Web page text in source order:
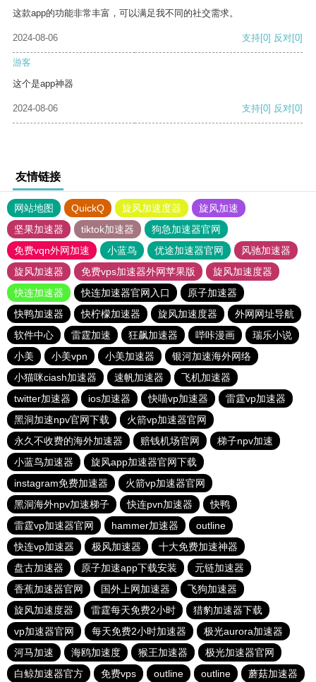
这款app的功能非常丰富，可以满足我不同的社交需求。
2024-08-06 支持[0] 反对[0]
游客
这个是app神器
2024-08-06 支持[0] 反对[0]
友情链接
网站地图 QuickQ 旋风加速度器
旋风加速
坚果加速器
tiktok加速器
狗急加速器官网
免费vqn外网加速
小蓝鸟 优途加速器官网
风驰加速器
旋风加速器
免费vps加速器外网苹果版
旋风加速度器
快连加速器
快连加速器官网入口
原子加速器
快鸭加速器
快柠檬加速器 旋风加速度器
外网网址导航
软件中心
雷霆加速 狂飙加速器 哔咔漫画
瑞乐小说
小美
小美vpn 小美加速器
银河加速海外网络
小猫咪ciash加速器
速帆加速器
飞机加速器
twitter加速器
ios加速器 快喵vp加速器
雷霆vp加速器
黑洞加速npv官网下载
火箭vp加速器官网
永久不收费的海外加速器
赔钱机场官网
梯子npv加速
小蓝鸟加速器
旋风app加速器官网下载
instagram免费加速器
火箭vp加速器官网
黑洞海外npv加速梯子
快连pvn加速器
快鸭
雷霆vp加速器官网
hammer加速器
outline
快连vp加速器
极风加速器
十大免费加速神器
盘古加速器
原子加速app下载安装
元链加速器
香蕉加速器官网
国外上网加速器
飞狗加速器
旋风加速度器
雷霆每天免费2小时
猎豹加速器下载
vp加速器官网
每天免费2小时加速器
极光aurora加速器
河马加速
海鸥加速度 猴王加速器
极光加速器官网
白鲸加速器官方
免费vps outline outline 蘑菇加速器